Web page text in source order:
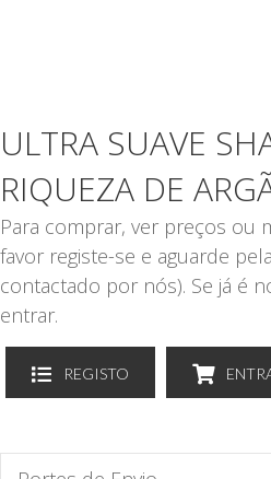
ULTRA SUAVE
RIQUEZA DE
Para comprar, ver preços ou
favor registe-se e aguarde
contactado por nós). Se já é
entrar.
REGISTO